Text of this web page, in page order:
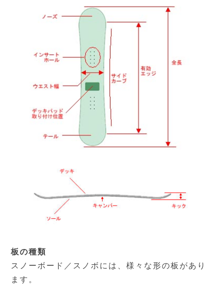
板の種類
スノーボード／スノボには、様々な形の板があり
ます。